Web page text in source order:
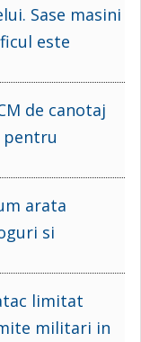
Sase masini
este
de canotaj
pentru
arata
si
limitat
militari in